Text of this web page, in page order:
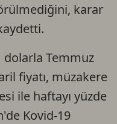
karar
dolarla Temmuz
fiyatı, müzakere
ile haftayı yüzde
Kovid-19